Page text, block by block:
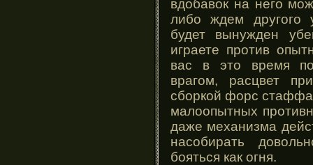
вдобавок на него
либо ждем другого
будет вынужден
играете против
вас в это время
врагом, расцвет
сборкой форс
малоопытных
даже механизма
насобирать
бояться как огня.